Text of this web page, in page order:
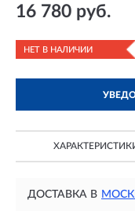
16 780 руб.
НЕТ В НАЛИЧИИ
ДОСТАВКА В